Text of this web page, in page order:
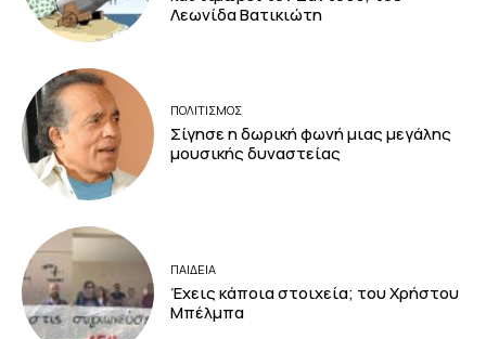
Λεωνίδα Βατικιώτη
ΠΟΛΙΤΙΣΜΟΣ
Σίγησε η δωρική φωνή μιας μεγάλης
μουσικής δυναστείας
ΠΑΙΔΕΙΑ
Έχεις κάποια στοιχεία; του Χρήστου
Μπέλμπα